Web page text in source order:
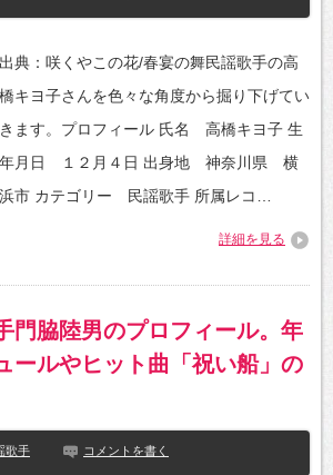
出典：咲くやこの花/春宴の舞民謡歌手の高
橋キヨ子さんを色々な角度から掘り下げてい
きます。プロフィール 氏名 高橋キヨ子 生
年月日 １２月４日 出身地 神奈川県 横
浜市 カテゴリー 民謡歌手 所属レコ…
詳細を見る
門脇陸男のプロフィール。年
ールやヒット曲「祝い船」の
歌手 コメントを書く